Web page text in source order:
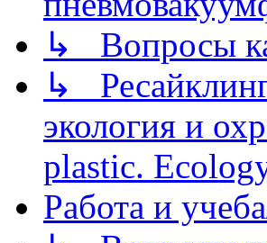
↳ Вопросы
↳ Ресайклинг
экология и
plastic.
Работа и